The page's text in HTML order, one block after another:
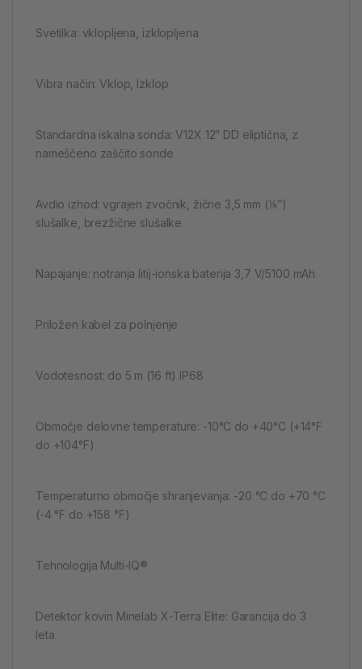
Svetilka: vklopljena, izklopljena
Vibra način: Vklop, Izklop
Standardna iskalna sonda: V12X 12″ DD eliptična, z
nameščeno zaščito sonde
Avdio izhod: vgrajen zvočnik, žične 3,5 mm (⅛”)
slušalke, brezžične slušalke
Napajanje: notranja litij-ionska baterija 3,7 V/5100 mAh
Priložen kabel za polnjenje
Vodotesnost: do 5 m (16 ft) IP68
Območje delovne temperature: -10°C do +40°C (+14°F
do +104°F)
Temperaturno območje shranjevanja: -20 °C do +70 °C
(-4 °F do +158 °F)
Tehnologija Multi-IQ®
Detektor kovin Minelab X-Terra Elite: Garancija do 3
leta